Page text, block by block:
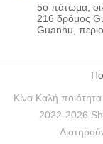
5ο πάτωμα,
216 δρόμος
Guanhu,
Κίνα Καλή
2022-2026